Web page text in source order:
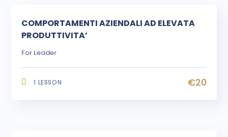
COMPORTAMENTI AZIENDALI AD ELEVATA
PRODUTTIVITA’
For Leader
1 LESSON €20